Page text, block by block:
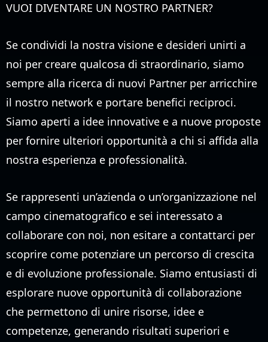
VUOI DIVENTARE UN NOSTRO PARTNER?
Se condividi la nostra visione e desideri unirti a
noi per creare qualcosa di straordinario, siamo
sempre alla ricerca di nuovi Partner per arricchire
il nostro network e portare benefici reciproci.
Siamo aperti a idee innovative e a nuove proposte
per fornire ulteriori opportunità a chi si affida alla
nostra esperienza e professionalità.
Se rappresenti un’azienda o un’organizzazione nel
campo cinematografico e sei interessato a
collaborare con noi, non esitare a contattarci per
scoprire come potenziare un percorso di crescita
e di evoluzione professionale. Siamo entusiasti di
esplorare nuove opportunità di collaborazione
che permettono di unire risorse, idee e
competenze, generando risultati superiori e